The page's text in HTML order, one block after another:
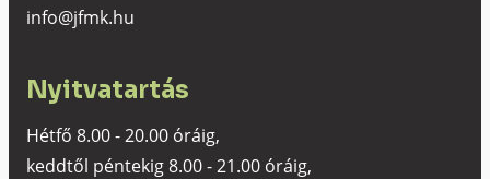
info@jfmk.hu
Nyitvatartás
Hétfő 8.00 - 20.00 óráig,
keddtől péntekig 8.00 - 21.00 óráig,